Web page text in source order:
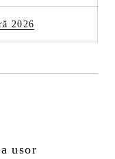
2026
usor